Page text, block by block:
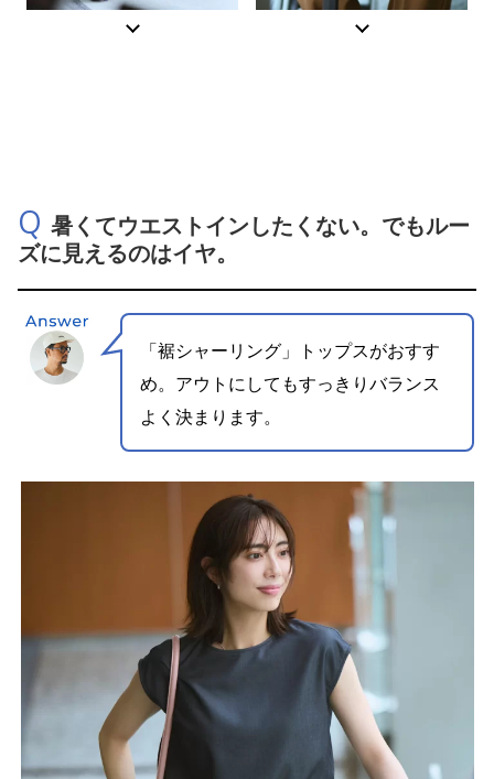
Q 暑くてウエストインしたくない。でもルー
ズに見えるのはイヤ。
「裾シャーリング」トップスがおすす
め。 アウトにしてもすっきりバランス
よく決まります。